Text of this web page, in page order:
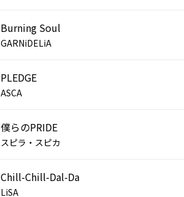
Burning Soul
GARNiDELiA
PLEDGE
ASCA
僕らのPRIDE
スピラ・スピカ
Chill-Chill-Dal-Da
LiSA